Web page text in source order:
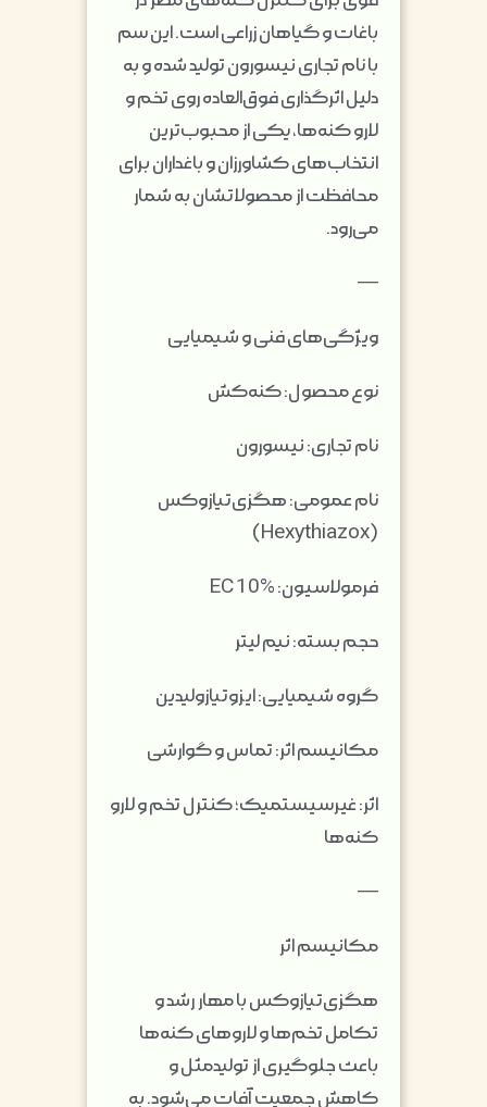
باغات و گیاهان زراعی است. این سم
با نام تجاری نیسورون تولید شده و به
دلیل اثرگذاری فوق‌العاده روی تخم و
لارو کنه‌ها، یکی از محبوب‌ترین
انتخاب‌های کشاورزان و باغداران برای
محافظت از محصولاتشان به شمار
می‌رود.
—
ویژگی‌های فنی و شیمیایی
نوع محصول: کنه‌کش
نام تجاری: نیسورون
نام عمومی: هگزی‌تیازوکس
(Hexythiazox)
فرمولاسیون: EC 10%
حجم بسته: نیم لیتر
گروه شیمیایی: ایزوتیازولیدین
مکانیسم اثر: تماس و گوارشی
اثر: غیرسیستمیک؛ کنترل تخم و لارو
کنه‌ها
—
مکانیسم اثر
هگزی‌تیازوکس با مهار رشد و
تکامل تخم‌ها و لاروهای کنه‌ها
باعث جلوگیری از تولیدمثل و
کاهش جمعیت آفات می‌شود. به